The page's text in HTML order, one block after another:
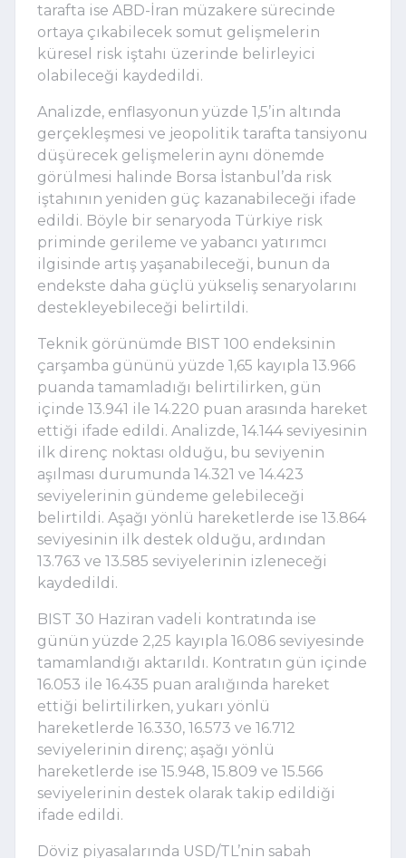
tarafta ise ABD-İran müzakere sürecinde
ortaya çıkabilecek somut gelişmelerin
küresel risk iştahı üzerinde belirleyici
olabileceği kaydedildi.
Analizde, enflasyonun yüzde 1,5’in altında
gerçekleşmesi ve jeopolitik tarafta tansiyonu
düşürecek gelişmelerin aynı dönemde
görülmesi halinde Borsa İstanbul’da risk
iştahının yeniden güç kazanabileceği ifade
edildi. Böyle bir senaryoda Türkiye risk
priminde gerileme ve yabancı yatırımcı
ilgisinde artış yaşanabileceği, bunun da
endekste daha güçlü yükseliş senaryolarını
destekleyebileceği belirtildi.
Teknik görünümde BIST 100 endeksinin
çarşamba gününü yüzde 1,65 kayıpla 13.966
puanda tamamladığı belirtilirken, gün
içinde 13.941 ile 14.220 puan arasında hareket
ettiği ifade edildi. Analizde, 14.144 seviyesinin
ilk direnç noktası olduğu, bu seviyenin
aşılması durumunda 14.321 ve 14.423
seviyelerinin gündeme gelebileceği
belirtildi. Aşağı yönlü hareketlerde ise 13.864
seviyesinin ilk destek olduğu, ardından
13.763 ve 13.585 seviyelerinin izleneceği
kaydedildi.
BIST 30 Haziran vadeli kontratında ise
günün yüzde 2,25 kayıpla 16.086 seviyesinde
tamamlandığı aktarıldı. Kontratın gün içinde
16.053 ile 16.435 puan aralığında hareket
ettiği belirtilirken, yukarı yönlü
hareketlerde 16.330, 16.573 ve 16.712
seviyelerinin direnç; aşağı yönlü
hareketlerde ise 15.948, 15.809 ve 15.566
seviyelerinin destek olarak takip edildiği
ifade edildi.
Döviz piyasalarında USD/TL’nin sabah